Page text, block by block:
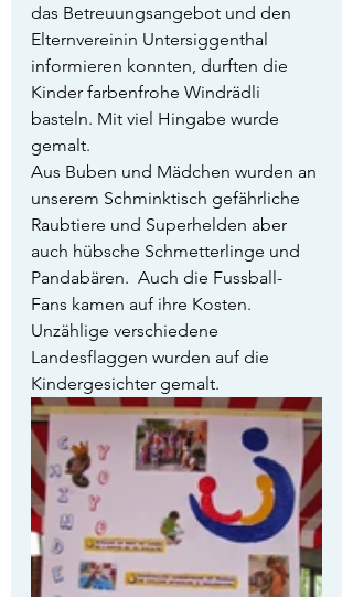
das Betreuungsangebot und den
Elternvereinin Untersiggenthal
informieren konnten, durften die
Kinder farbenfrohe Windrädli
basteln. Mit viel Hingabe wurde
gemalt.
Aus Buben und Mädchen wurden an
unserem Schminktisch gefährliche
Raubtiere und Superhelden aber
auch hübsche Schmetterlinge und
Pandabären.  Auch die Fussball-
Fans kamen auf ihre Kosten.
Unzählige verschiedene
Landesflaggen wurden auf die
Kindergesichter gemalt.